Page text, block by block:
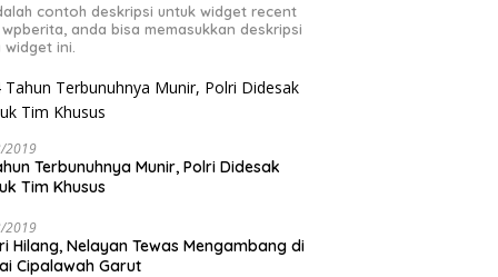
contoh deskripsi untuk widget recent
anda bisa memasukkan deskripsi
widget ini.
2019
Terbunuhnya Munir, Polri Didesak
Tim Khusus
2019
Hilang, Nelayan Tewas Mengambang di
Cipalawah Garut